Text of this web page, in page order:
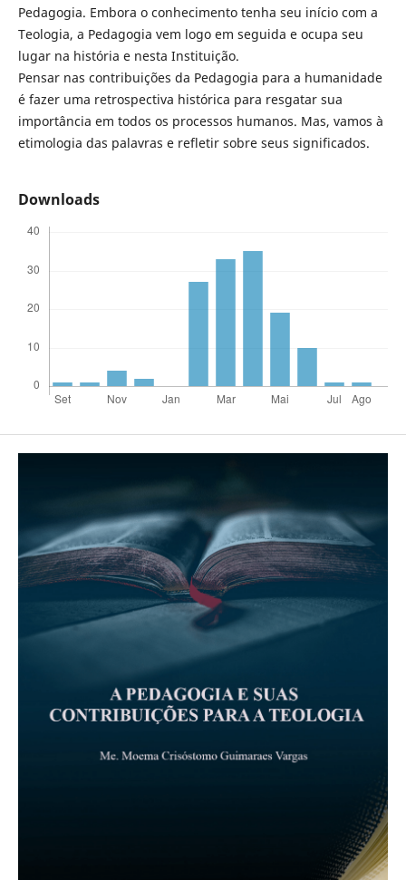
Pedagogia. Embora o conhecimento tenha seu início com a
Teologia, a Pedagogia vem logo em seguida e ocupa seu
lugar na história e nesta Instituição.
Pensar nas contribuições da Pedagogia para a humanidade
é fazer uma retrospectiva histórica para resgatar sua
importância em todos os processos humanos. Mas, vamos à
etimologia das palavras e refletir sobre seus significados.
Downloads